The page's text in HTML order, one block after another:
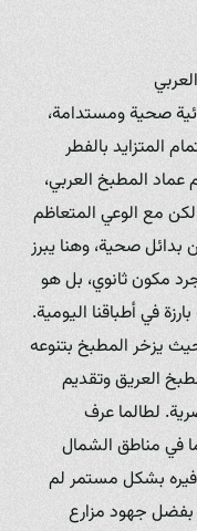
صحية ومستدامة،
المتزايد بالفطر
المطبخ العربي،
مع الوعي المتعاظم
بدائل صحية، وهنا يبرز
مكون ثانوي، بل هو
في أطباقنا اليومية.
يزخر المطبخ بتنوعه
العريق وتقديم
لطالما عرف
في مناطق الشمال
بشكل مستمر لم
بفضل جهود مزارع